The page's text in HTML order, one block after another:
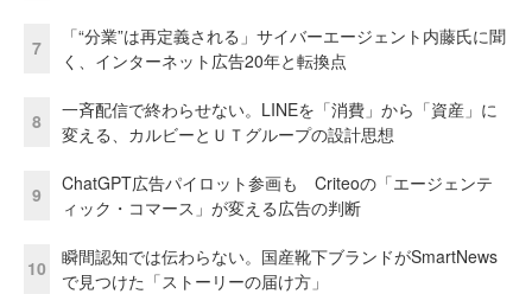
7
「“分業”は再定義される」サイバーエージェント内藤氏に聞
く、インターネット広告20年と転換点
8
一斉配信で終わらせない。LINEを「消費」から「資産」に
変える、カルビーとＵＴグループの設計思想
9
ChatGPT広告パイロット参画も Criteoの「エージェンテ
ィック・コマース」が変える広告の判断
10
瞬間認知では伝わらない。国産靴下ブランドがSmartNews
で見つけた「ストーリーの届け方」